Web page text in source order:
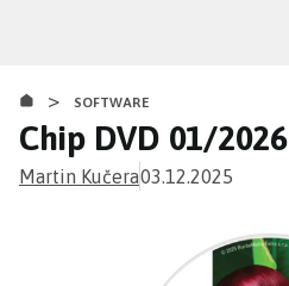
obsahu
> SOFTWARE
Chip DVD 01/2026
Martin Kučera03.12.2025